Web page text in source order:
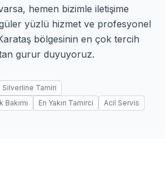
hemen bizimle iletişime
yüzlü hizmet ve profesyonel
bölgesinin en çok tercih
gurur duyuyoruz.
Silverline Tamiri
En Yakın Tamirci Acil Servis